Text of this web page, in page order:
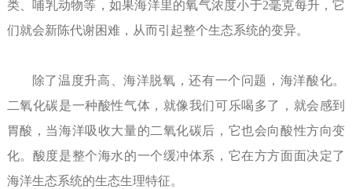
类、哺乳动物等，如果海洋里的氧气浓度小于2毫克每升，它
们就会新陈代谢困难，从而引起整个生态系统的变异。
除了温度升高、海洋脱氧，还有一个问题，海洋酸化。
二氧化碳是一种酸性气体，就像我们可乐喝多了，就会感到
胃酸，当海洋吸收大量的二氧化碳后，它也会向酸性方向变
化。酸度是整个海水的一个缓冲体系，它在方方面面决定了
海洋生态系统的生态生理特征。